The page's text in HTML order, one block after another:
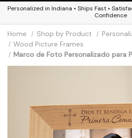
Personalized in Indiana • Ships Fast •
Confidence
Home Shop by Product
Wood Picture Frames
Marco de Foto Personalizado para